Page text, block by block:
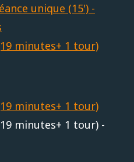
unique (15') -
minutes+ 1 tour)
minutes+ 1 tour)
minutes+ 1 tour) -